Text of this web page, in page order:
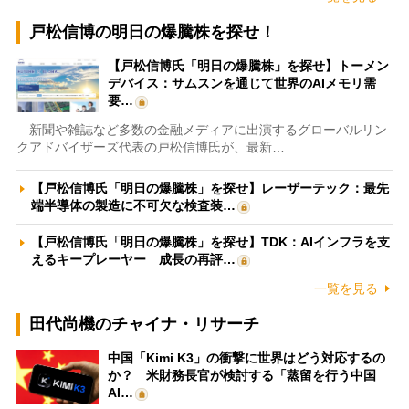
戸松信博の明日の爆騰株を探せ！
【戸松信博氏「明日の爆騰株」を探せ】トーメン
デバイス：サムスンを通じて世界のAIメモリ需
要…
新聞や雑誌など多数の金融メディアに出演するグローバルリン
クアドバイザーズ代表の戸松信博氏が、最新…
【戸松信博氏「明日の爆騰株」を探せ】レーザーテック：最先
端半導体の製造に不可欠な検査装…
【戸松信博氏「明日の爆騰株」を探せ】TDK：AIインフラを支
えるキープレーヤー 成長の再評…
一覧を見る
田代尚機のチャイナ・リサーチ
中国「Kimi K3」の衝撃に世界はどう対応するの
か？ 米財務長官が検討する「蒸留を行う中国
AI…